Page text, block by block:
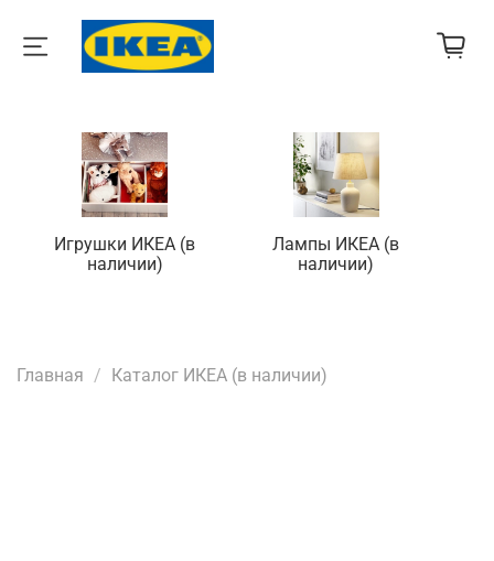
Игрушки ИКЕА (в
наличии)
Лампы ИКЕА (в
наличии)
Главная Каталог ИКЕА (в наличии)